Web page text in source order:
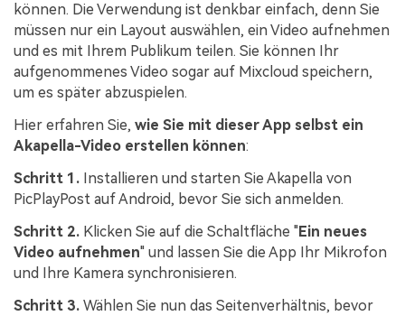
können. Die Verwendung ist denkbar einfach, denn Sie
müssen nur ein Layout auswählen, ein Video aufnehmen
und es mit Ihrem Publikum teilen. Sie können Ihr
aufgenommenes Video sogar auf Mixcloud speichern,
um es später abzuspielen.
Hier erfahren Sie, wie Sie mit dieser App selbst ein
Akapella-Video erstellen können:
Schritt 1. Installieren und starten Sie Akapella von
PicPlayPost auf Android, bevor Sie sich anmelden.
Schritt 2. Klicken Sie auf die Schaltfläche "Ein neues
Video aufnehmen" und lassen Sie die App Ihr Mikrofon
und Ihre Kamera synchronisieren.
Schritt 3. Wählen Sie nun das Seitenverhältnis, bevor